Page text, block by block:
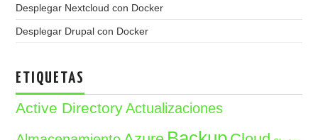
Desplegar Nextcloud con Docker
Desplegar Drupal con Docker
ETIQUETAS
Active Directory Actualizaciones